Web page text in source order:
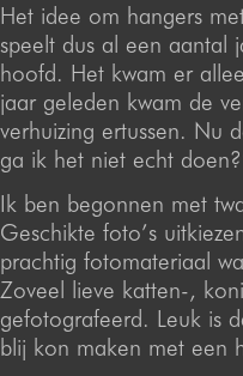
Het idee om hangers
speelt dus al een aantal
hoofd. Het kwam er
jaar geleden kwam de
verhuizing ertussen. Nu
ga ik het niet echt
Ik ben begonnen met
Geschikte foto’s
prachtig fotomateriaal
Zoveel lieve katten-,
gefotografeerd. Leuk is
blij kon maken met een